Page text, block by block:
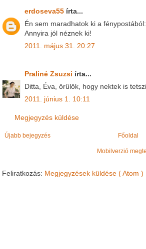
erdoseva55 írta...
Én sem maradhatok ki a
Annyira jól néznek ki!
2011. május 31. 20:27
Praliné Zsuzsi írta...
Ditta, Éva, örülök, hogy nektek is
2011. június 1. 10:11
Megjegyzés küldése
Újabb bejegyzés Főoldal
Mobilverzió
Feliratkozás: Megjegyzések küldése ( Atom )